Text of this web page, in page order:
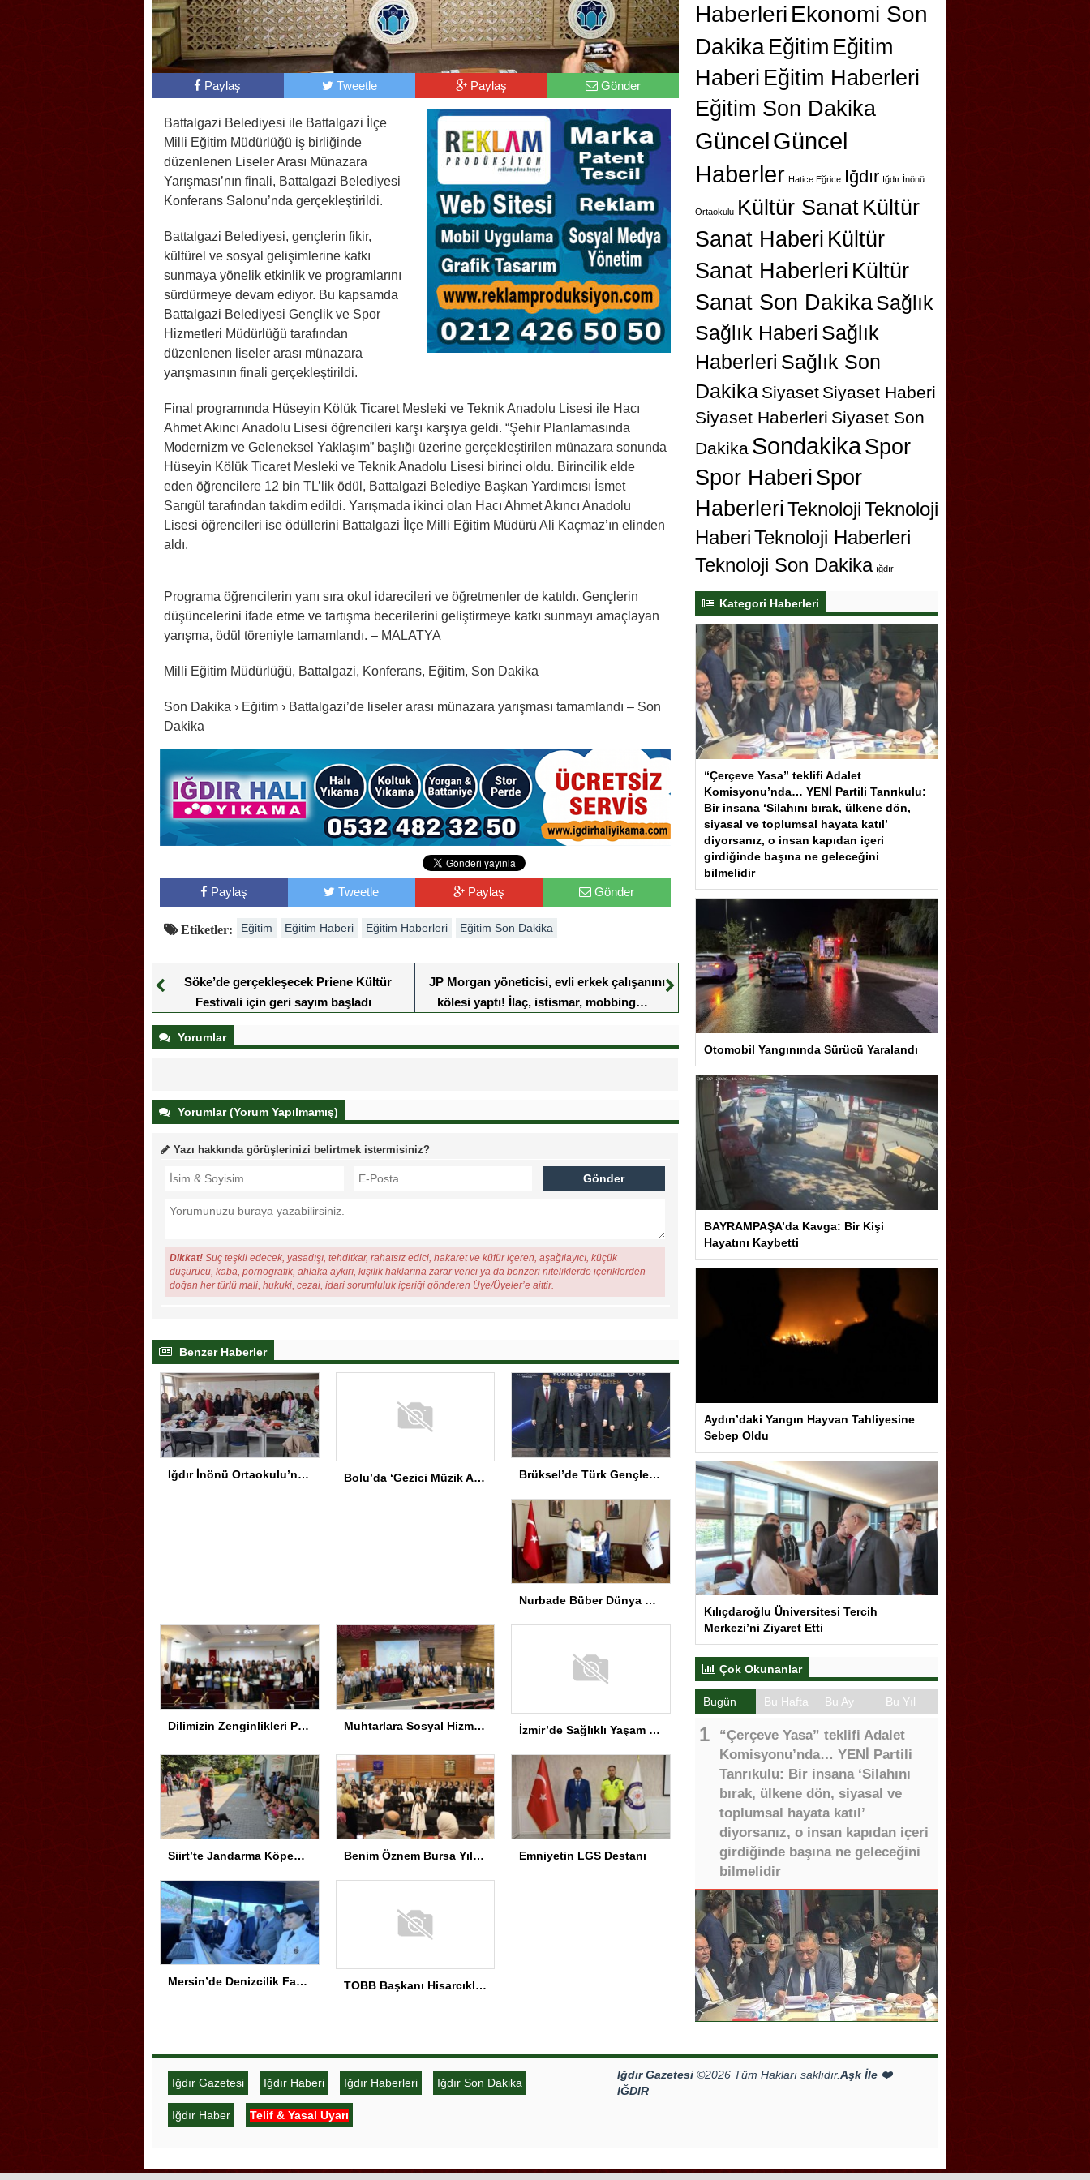
Paylaş Tweetle Paylaş Gönder
Battalgazi Belediyesi ile Battalgazi İlçe
Milli Eğitim Müdürlüğü iş birliğinde
düzenlenen Liseler Arası Münazara
Yarışması’nın finali, Battalgazi Belediyesi
Konferans Salonu’nda gerçekleştirildi.
Battalgazi Belediyesi, gençlerin fikir,
kültürel ve sosyal gelişimlerine katkı
sunmaya yönelik etkinlik ve programlarını
sürdürmeye devam ediyor. Bu kapsamda
Battalgazi Belediyesi Gençlik ve Spor
Hizmetleri Müdürlüğü tarafından
düzenlenen liseler arası münazara
yarışmasının finali gerçekleştirildi.
Final programında Hüseyin Kölük Ticaret Mesleki ve Teknik Anadolu Lisesi ile Hacı
Ahmet Akıncı Anadolu Lisesi öğrencileri karşı karşıya geldi. “Şehir Planlamasında
Modernizm ve Geleneksel Yaklaşım” başlığı üzerine gerçekleştirilen münazara sonunda
Hüseyin Kölük Ticaret Mesleki ve Teknik Anadolu Lisesi birinci oldu. Birincilik elde
eden öğrencilere 12 bin TL’lik ödül, Battalgazi Belediye Başkan Yardımcısı İsmet
Sarıgül tarafından takdim edildi. Yarışmada ikinci olan Hacı Ahmet Akıncı Anadolu
Lisesi öğrencileri ise ödüllerini Battalgazi İlçe Milli Eğitim Müdürü Ali Kaçmaz’ın elinden
aldı.
Programa öğrencilerin yanı sıra okul idarecileri ve öğretmenler de katıldı. Gençlerin
düşüncelerini ifade etme ve tartışma becerilerini geliştirmeye katkı sunmayı amaçlayan
yarışma, ödül töreniyle tamamlandı. – MALATYA
Milli Eğitim Müdürlüğü, Battalgazi, Konferans, Eğitim, Son Dakika
Son Dakika › Eğitim › Battalgazi’de liseler arası münazara yarışması tamamlandı – Son
Dakika
Paylaş Tweetle Paylaş Gönder
Etiketler: Eğitim Eğitim Haberi Eğitim Haberleri Eğitim Son Dakika
Söke’de gerçekleşecek Priene Kültür
Festivali için geri sayım başladı
JP Morgan yöneticisi, evli erkek çalışanını
kölesi yaptı! İlaç, istismar, mobbing…
Yorumlar
Yorumlar (Yorum Yapılmamış)
Yazı hakkında görüşlerinizi belirtmek istermisiniz?
Dikkat! Suç teşkil edecek, yasadışı, tehditkar, rahatsız edici, hakaret ve küfür içeren, aşağılayıcı, küçük
düşürücü, kaba, pornografik, ahlaka aykırı, kişilik haklarına zarar verici ya da benzeri niteliklerde içeriklerden
doğan her türlü mali, hukuki, cezai, idari sorumluluk içeriği gönderen Üye/Üyeler’e aittir.
Benzer Haberler
Iğdır İnönü Ortaokulu’nda Başarının Arkasında Güçlü Yönetim ve Özverili Eğitim Kadrosu Bulunuyor Bolu’da ‘Gezici Müzik Atölyesi’ Gala Programı Brüksel’de Türk Gençler İçin Diplomasi Programı
Nurbade Büber Dünya Şampiyonu
Dilimizin Zenginlikleri Projesi Kapanış Töreni Muhtarlara Sosyal Hizmet Semineri İzmir’de Sağlıklı Yaşam Spor Festivali düzenlendi
Siirt’te Jandarma Köpekleri Anaokulu’nda Gösteri Yaptı Benim Öznem Bursa Yıl Sonu Gösterisi Emniyetin LGS Destanı
Mersin’de Denizcilik Fakültesi binası hizmete açıldı TOBB Başkanı Hisarcıklıoğlu MEÜ’yi Ziyaret Etti
Haberleri Ekonomi Son
Dakika Eğitim Eğitim
Haberi Eğitim Haberleri
Eğitim Son Dakika
GüncelGüncel
Haberler Hatice Eğrice Iğdır Iğdır İnönü
Ortaokulu Kültür SanatKültür
Sanat Haberi Kültür
Sanat Haberleri Kültür
Sanat Son DakikaSağlık
Sağlık Haberi Sağlık
Haberleri Sağlık Son
Dakika Siyaset Siyaset Haberi
Siyaset Haberleri Siyaset Son
Dakika SondakikaSpor
Spor Haberi Spor
HaberleriTeknolojiTeknoloji
HaberiTeknoloji Haberleri
Teknoloji Son Dakika ığdır
Kategori Haberleri
“Çerçeve Yasa” teklifi Adalet
Komisyonu’nda… YENİ Partili Tanrıkulu:
Bir insana ‘Silahını bırak, ülkene dön,
siyasal ve toplumsal hayata katıl’
diyorsanız, o insan kapıdan içeri
girdiğinde başına ne geleceğini
bilmelidir
Otomobil Yangınında Sürücü Yaralandı
BAYRAMPAŞA’da Kavga: Bir Kişi
Hayatını Kaybetti
Aydın’daki Yangın Hayvan Tahliyesine
Sebep Oldu
Kılıçdaroğlu Üniversitesi Tercih
Merkezi’ni Ziyaret Etti
Çok Okunanlar
Bugün Bu Hafta Bu Ay Bu Yıl
“Çerçeve Yasa” teklifi Adalet
Komisyonu’nda… YENİ Partili
Tanrıkulu: Bir insana ‘Silahını
bırak, ülkene dön, siyasal ve
toplumsal hayata katıl’
diyorsanız, o insan kapıdan içeri
girdiğinde başına ne geleceğini
bilmelidir
Iğdır Gazetesi Iğdır Haberi Iğdır Haberleri Iğdır Son Dakika
Iğdır Haber Telif & Yasal Uyarı
Iğdır Gazetesi ©2026 Tüm Hakları saklıdır.Aşk İle ❤️
IĞDIR